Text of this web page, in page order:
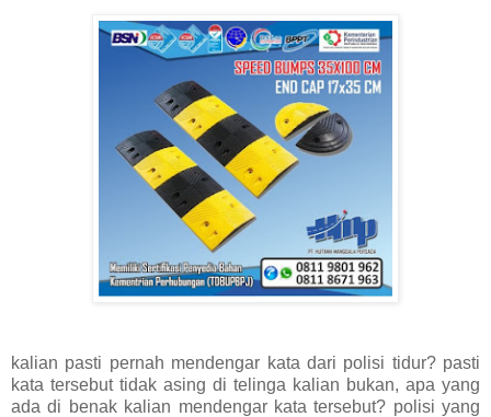
kalian pasti pernah mendengar kata dari polisi tidur? pasti
kata tersebut tidak asing di telinga kalian bukan, apa yang
ada di benak kalian mendengar kata tersebut? polisi yang